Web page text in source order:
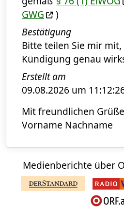
GWG
)
Bestätigung
Bitte teilen Sie mir
Kündigung genau
Erstellt am
09.08.2026 um
Mit freundlichen
Vorname Nachname
Medienberichte über